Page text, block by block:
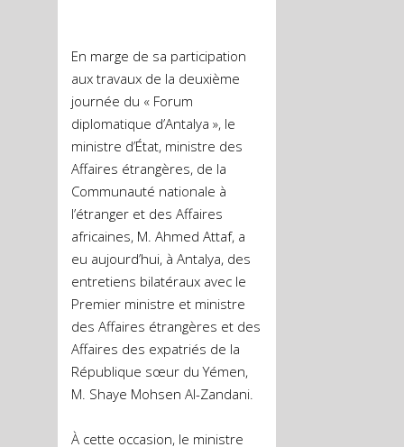
En marge de sa participation
aux travaux de la deuxième
journée du « Forum
diplomatique d’Antalya », le
ministre d’État, ministre des
Affaires étrangères, de la
Communauté nationale à
l’étranger et des Affaires
africaines, M. Ahmed Attaf, a
eu aujourd’hui, à Antalya, des
entretiens bilatéraux avec le
Premier ministre et ministre
des Affaires étrangères et des
Affaires des expatriés de la
République sœur du Yémen,
M. Shaye Mohsen Al-Zandani.
À cette occasion, le ministre